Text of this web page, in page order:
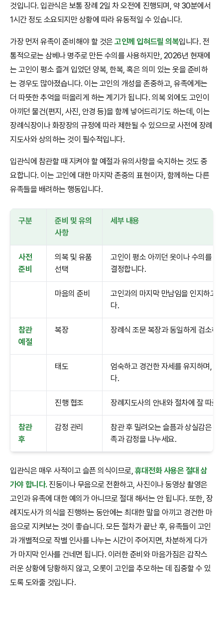
것입니다. 입관식은 보통 장례 2일 차 오전에 진행되며, 약 30분에서
1시간 정도 소요되지만 상황에 따라 유동적일 수 있습니다.
가장 먼저 유족이 준비해야 할 것은고인께 입혀드릴 의복입니다. 전
통적으로는 삼베나 명주로 만든 수의를 사용하지만, 2026년 현재에
는 고인이 평소 즐겨 입었던 양복, 한복, 혹은 의미 있는 옷을 준비하
는 경우도 많아졌습니다. 이는 고인의 개성을 존중하고, 유족에게는
더 따뜻한 추억을 떠올리게 하는 계기가 됩니다. 의복 외에도 고인이
아끼던 물건(편지, 사진, 안경 등)을 함께 넣어드리기도 하는데, 이는
장례식장이나 화장장의 규정에 따라 제한될 수 있으므로 사전에 장례
지도사와 상의하는 것이 필수적입니다.
입관식에 참관할 때 지켜야 할 예절과 유의사항을 숙지하는 것도 중
요합니다. 이는 고인에 대한 마지막 존중의 표현이자, 함께하는 다른
유족들을 배려하는 행동입니다.
구분
준비 및 유의
사항
세부 내용
사전
준비
의복 및 유품
선택
고인이 평소 아끼던 옷이나 수의를
결정합니다.
마음의 준비
고인과의 마지막 만남임을 인지하고,
다.
참관
예절
복장 장례식 조문 복장과 동일하게 검소하
태도
엄숙하고 경건한 자세를 유지하며,
다.
진행 협조 장례지도사의 안내와 절차에 잘 따르
참관
후
감정 관리
참관 후 밀려오는 슬픔과 상실감은
족과 감정을 나누세요.
입관식은 매우 사적이고 슬픈 의식이므로, 휴대전화 사용은 절대 삼
가야 합니다.진동이나 무음으로 전환하고, 사진이나 동영상 촬영은
고인과 유족에 대한 예의가 아니므로 절대 해서는 안 됩니다. 또한, 장
례지도사가 의식을 진행하는 동안에는 최대한 말을 아끼고 경건한 마
음으로 지켜보는 것이 좋습니다. 모든 절차가 끝난 후, 유족들이 고인
과 개별적으로 작별 인사를 나누는 시간이 주어지면, 차분하게 다가
가 마지막 인사를 건네면 됩니다. 이러한 준비와 마음가짐은 갑작스
러운 상황에 당황하지 않고, 오롯이 고인을 추모하는 데 집중할 수 있
도록 도와줄 것입니다.